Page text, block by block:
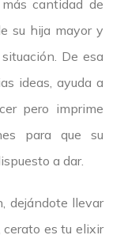
cantidad de
su hija mayor y
De esa
ideas, ayuda a
pero imprime
para que su
a dar.
dejándote llevar
cerato es tu elixir